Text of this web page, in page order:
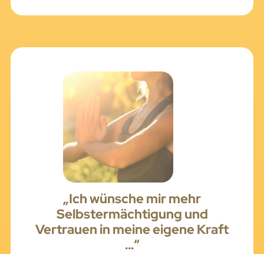
„Ich wünsche mir mehr
Selbstermächtigung und
Vertrauen in meine eigene Kraft
…“